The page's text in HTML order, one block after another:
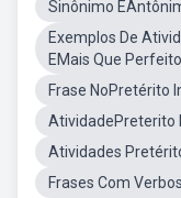
Sinônimo
Exemplos De
EMais Que Perfeito
Frase NoPretérito
AtividadePreterito
Atividades
Frases Com